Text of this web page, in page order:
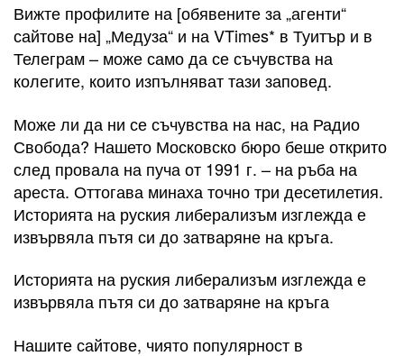
Вижте профилите на [обявените за „агенти“
сайтове на] „Медуза“ и на VTimes* в Туитър и в
Телеграм – може само да се съчувства на
колегите, които изпълняват тази заповед.
Може ли да ни се съчувства на нас, на Радио
Свобода? Нашето Московско бюро беше открито
след провала на пуча от 1991 г. – на ръба на
ареста. Оттогава минаха точно три десетилетия.
Историята на руския либерализъм изглежда е
извървяла пътя си до затваряне на кръга.
Историята на руския либерализъм изглежда е
извървяла пътя си до затваряне на кръга
Нашите сайтове, чиято популярност в